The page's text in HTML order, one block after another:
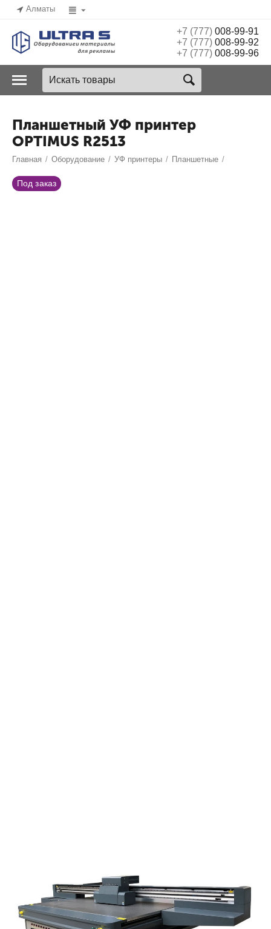
Алматы
+7 (777)008-99-91
+7 (777)008-99-92
+7 (777)008-99-96
Планшетный УФ принтер
OPTIMUS R2513
Главная / Оборудование / УФ принтеры / Планшетные /
Под заказ